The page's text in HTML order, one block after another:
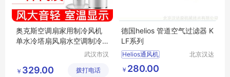
奥克斯空调扇家用制冷风机
单水冷塔扇风扇水空调制冷
武汉市汉
器销售行
￥ 329.00 拨打电话
德国helios 管道空气过滤器 K
LF系列
Helios通风机
heliosventilatoren
德国Helios
北京汉达
￥ 280.00